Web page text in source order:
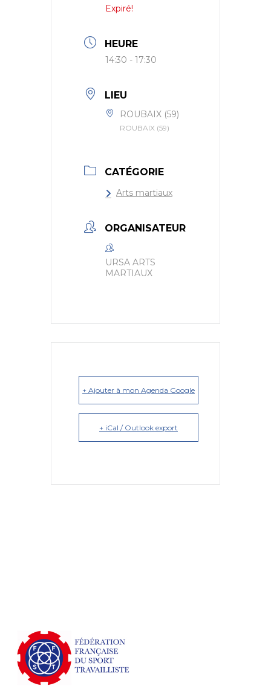
Expiré!
HEURE
14:30 - 17:30
LIEU
ROUBAIX (59)
ROUBAIX (59)
CATÉGORIE
Arts martiaux
ORGANISATEUR
URSA ARTS
MARTIAUX
+ Ajouter à mon Agenda Google
+ iCal / Outlook export